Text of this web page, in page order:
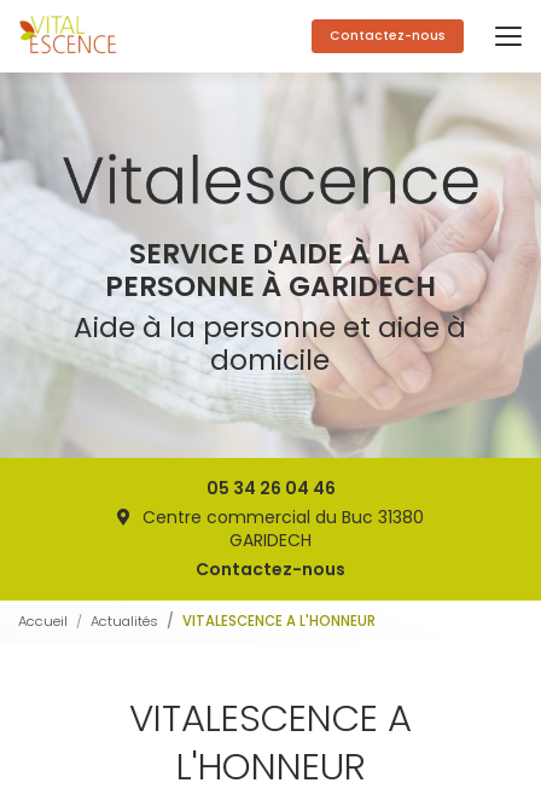
Aller
au
contenu
principal
Contactez-nous
SERVICE D'AIDE À LA
PERSONNE À GARIDECH
Aide à la personne et aide à
domicile
05 34 26 04 46
Centre commercial du Buc 31380
GARIDECH
Contactez-nous
Accueil Actualités VITALESCENCE A L'HONNEUR
VITALESCENCE A
L'HONNEUR